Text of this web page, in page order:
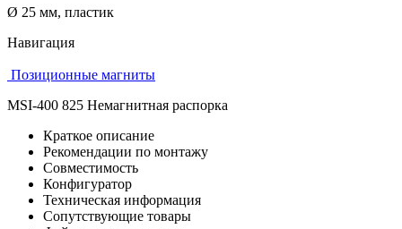
Ø 25 мм, пластик
Навигация
Позиционные магниты
MSI-400 825 Немагнитная распорка
Краткое описание
Рекомендации по монтажу
Совместимость
Конфигуратор
Техническая информация
Сопутствующие товары